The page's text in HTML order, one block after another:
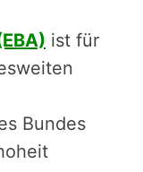
ist für
Bundes